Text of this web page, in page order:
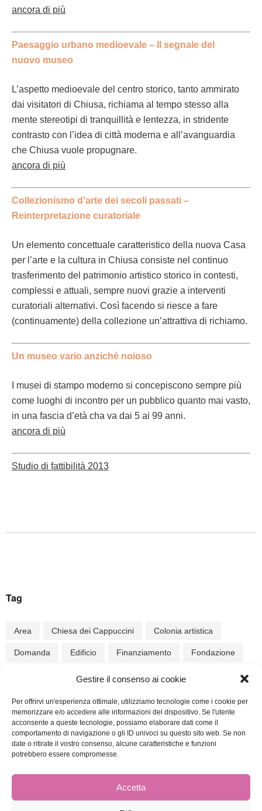
Gestire il consenso ai cookie
Per offrirvi un'esperienza ottimale, utilizziamo tecnologie come i cookie per
memorizzare e/o accedere alle informazioni del dispositivo. Se l'utente
acconsente a queste tecnologie, possiamo elaborare dati come il
comportamento di navigazione o gli ID univoci su questo sito web. Se non
date o ritirate il vostro consenso, alcune caratteristiche e funzioni
potrebbero essere compromesse.
Accetta
anco­ra di più
Pae­sag­gio urbano medio­e­vale –
Il seg­nale del
nuo­vo museo
L’aspet­to medio­e­vale del cen­tro stori­co, tan­to ammi­ra­to
dai vis­i­ta­tori di Chiusa, richia­ma al tem­po stes­so alla
mente stereotipi di tran­quil­lità e lentez­za, in stri­dente
con­trasto con l’idea di cit­tà mod­er­na e all’a­van­guardia
che Chiusa vuole propugnare.
anco­ra di più
Collezion­is­mo d’arte dei sec­oli pas­sati –
Rein­ter­pre­tazione curatoriale
Un ele­men­to con­cettuale carat­ter­is­ti­co del­la nuo­va Casa
per l’arte e la cul­tura in Chiusa con­siste nel con­tin­uo
trasfer­i­men­to del pat­ri­mo­nio artis­ti­co stori­co in con­testi,
com­p­lessi e attuali, sem­pre nuovi gra­zie a inter­ven­ti
cura­to­ri­ali alter­na­tivi. Così facen­do si riesce a fare
(con­tin­u­a­mente) del­la collezione un’at­trat­ti­va di richiamo.
Un museo vario anziché noioso
I musei di stam­po mod­er­no si con­cepis­cono sem­pre più
come luoghi di incon­tro per un pub­bli­co quan­to mai vas­to,
in una fas­cia d’età cha va dai 5 ai 99 anni.
anco­ra di più
Stu­dio di fat­tibil­ità 2013
Tag
Area Chiesa dei Cappuccini Colonia artistica
Domanda Edificio Finanziamento Fondazione
Località di Chiusa moderno Museo Nuova sede
Strategia Traffico